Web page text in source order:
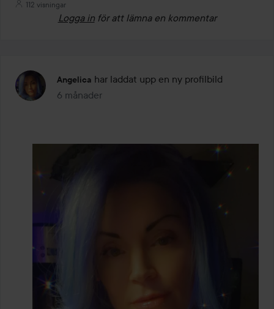
112 visningar
Logga in för att lämna en kommentar
Angelica har laddat upp en ny profilbild
6 månader
Inlägget skapades 6 månader